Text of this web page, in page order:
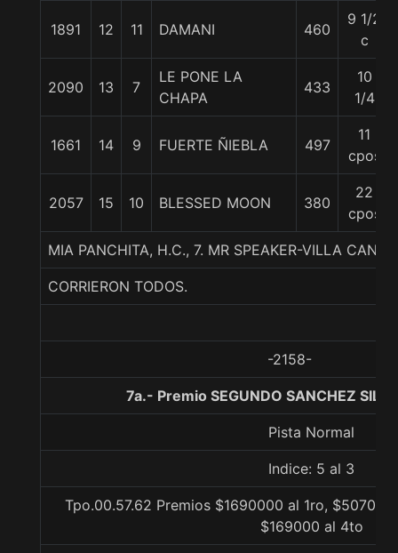
1891 12 11 DAMANI 460
9 1/2
c
2090 13 7
LE PONE LA
CHAPA
433
10
1/4
1661 14 9 FUERTE ÑIEBLA 497
11
cpos
2057 15 10 BLESSED MOON 380
22
cpos
MIA PANCHITA, H.C., 7. MR SPEAKER-VILLA
CORRIERON TODOS.
-2158-
7a.- Premio SEGUNDO SANCHEZ
Pista Normal
Indice: 5 al 3
Tpo.00.57.62 Premios $1690000 al 1ro,
$169000 al 4to